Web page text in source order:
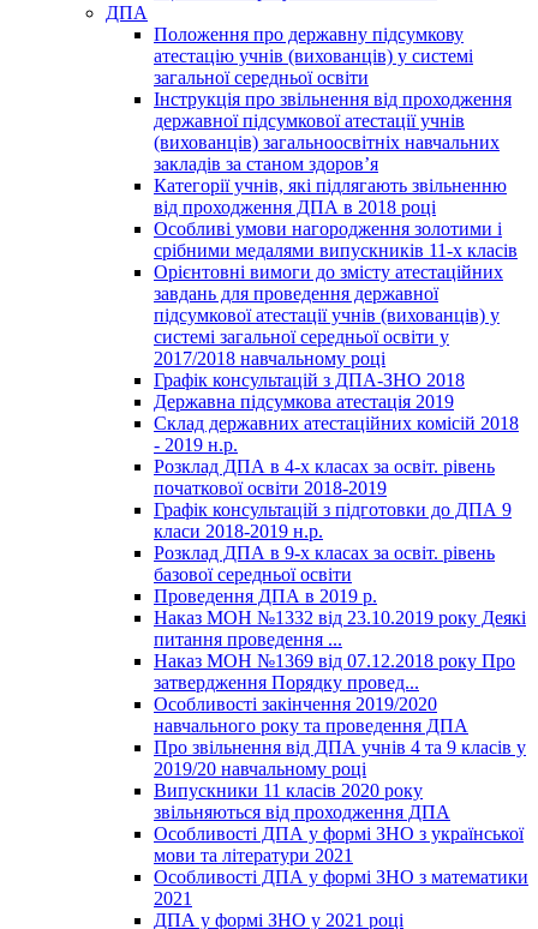
ДПА
Положення про державну підсумкову
атестацію учнів (вихованців) у системі
загальної середньої освіти
Інструкція про звільнення від проходження
державної підсумкової атестації учнів
(вихованців) загальноосвітніх навчальних
закладів за станом здоров’я
Категорії учнів, які підлягають звільненню
від проходження ДПА в 2018 році
Особливі умови нагородження золотими і
срібними медалями випускників 11-х класів
Орієнтовні вимоги до змісту атестаційних
завдань для проведення державної
підсумкової атестації учнів (вихованців) у
системі загальної середньої освіти у
2017/2018 навчальному році
Графік консультацій з ДПА-ЗНО 2018
Державна підсумкова атестація 2019
Склад державних атестаційних комісій 2018
- 2019 н.р.
Розклад ДПА в 4-х класах за освіт. рівень
початкової освіти 2018-2019
Графік консультацій з підготовки до ДПА 9
класи 2018-2019 н.р.
Розклад ДПА в 9-х класах за освіт. рівень
базової середньої освіти
Проведення ДПА в 2019 р.
Наказ МОН №1332 від 23.10.2019 року Деякі
питання проведення ...
Наказ МОН №1369 від 07.12.2018 року Про
затвердження Порядку провед...
Особливості закінчення 2019/2020
навчального року та проведення ДПА
Про звільнення від ДПА учнів 4 та 9 класів у
2019/20 навчальному році
Випускники 11 класів 2020 року
звільняються від проходження ДПА
Особливості ДПА у формі ЗНО з української
мови та літератури 2021
Особливості ДПА у формі ЗНО з математики
2021
ДПА у формі ЗНО у 2021 році